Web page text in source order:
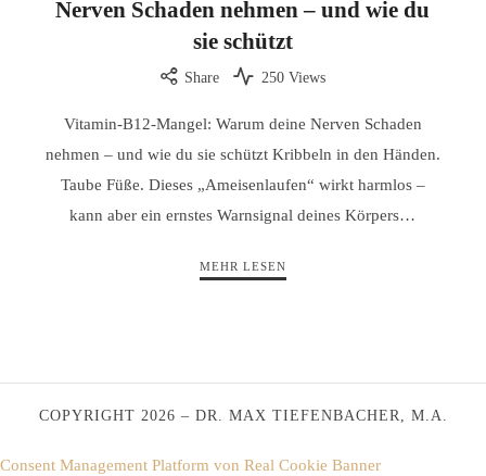
Nerven Schaden nehmen – und wie du
sie schützt
Share 250 Views
Vitamin-B12-Mangel: Warum deine Nerven Schaden
nehmen – und wie du sie schützt Kribbeln in den Händen.
Taube Füße. Dieses „Ameisenlaufen“ wirkt harmlos –
kann aber ein ernstes Warnsignal deines Körpers…
MEHR LESEN
COPYRIGHT 2026 – DR. MAX TIEFENBACHER, M.A.
Consent Management Platform von Real Cookie Banner